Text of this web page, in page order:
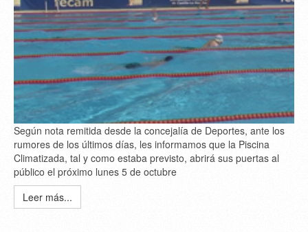
Según nota remitida desde la concejalía de Deportes, ante los
rumores de los últimos días, les informamos que la Piscina
Climatizada, tal y como estaba previsto, abrirá sus puertas al
público el próximo lunes 5 de octubre
Leer más...